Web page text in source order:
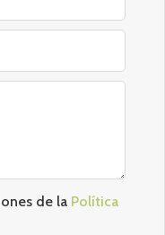
de la Política